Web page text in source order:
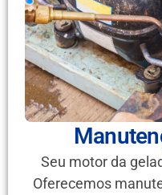
Seu motor da
Oferecemos